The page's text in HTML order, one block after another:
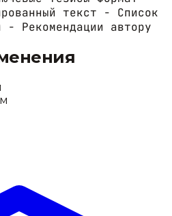
текст - Список
- Рекомендации автору